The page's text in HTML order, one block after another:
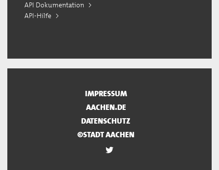
API Dokumentation
API-Hilfe
IMPRESSUM
AACHEN.DE
DATENSCHUTZ
©STADT AACHEN